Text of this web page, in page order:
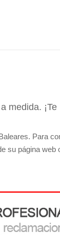
medida. ¡Te
Para
su página web